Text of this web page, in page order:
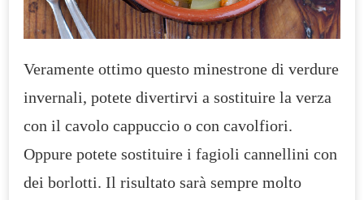
Veramente ottimo questo minestrone di verdure
invernali, potete divertirvi a sostituire la verza
con il cavolo cappuccio o con cavolfiori.
Oppure potete sostituire i fagioli cannellini con
dei borlotti. Il risultato sarà sempre molto